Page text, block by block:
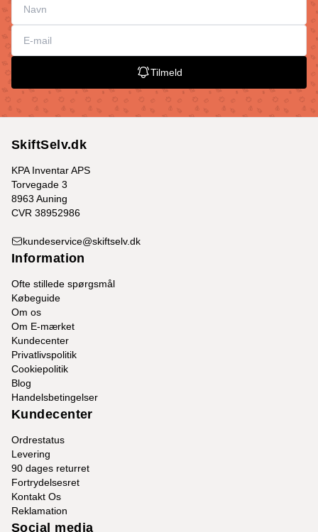
Tilmeld
SkiftSelv.dk
KPA Inventar APS
Torvegade 3
8963 Auning
CVR 38952986
kundeservice@skiftselv.dk
Information
Ofte stillede spørgsmål
Købeguide
Om os
Om E-mærket
Kundecenter
Privatlivspolitik
Cookiepolitik
Blog
Handelsbetingelser
Kundecenter
Ordrestatus
Levering
90 dages returret
Fortrydelsesret
Kontakt Os
Reklamation
Social media